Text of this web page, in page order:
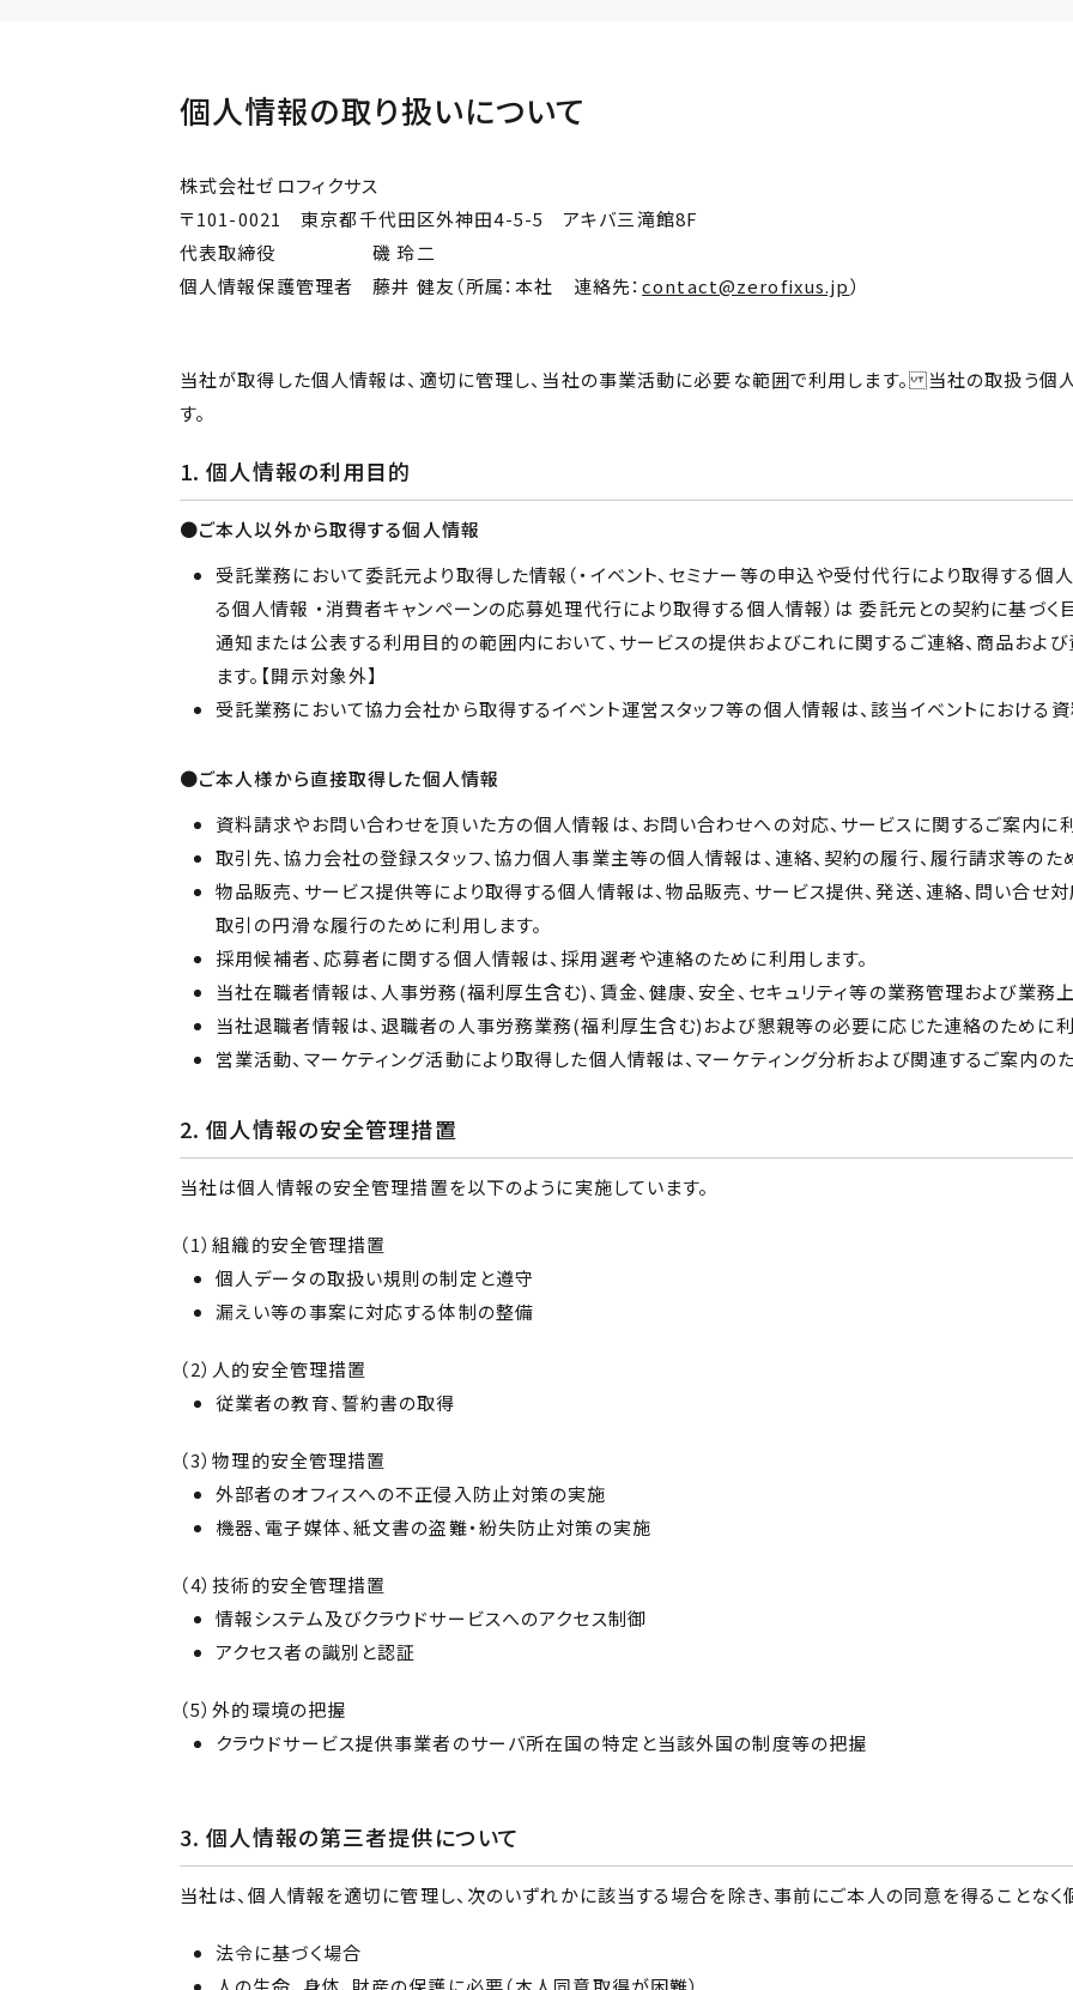
個人情報の取り扱いについて
株式会社ゼロフィクサス
〒101-0021 東京都千代田区外神田4-5-5 アキバ三滝館8F
代表取締役 磯 玲二
個人情報保護管理者 藤井 健友（所属：本社 連絡先：contact@zerofixus.jp）
当社が取得した個人情報は、適切に管理し、当社の事業活動に必要な範囲で利用します。 当社の取扱う個
す。
1. 個人情報の利用目的
●ご本人以外から取得する個人情報
受託業務において委託元より取得した情報（・イベント、セミナー等の申込や受付代行により取得する個
る個人情報 ・消費者キャンペーンの応募処理代行により取得する個人情報）は 委託元との契約に基づ
通知または公表する利用目的の範囲内において、サービスの提供およびこれに関するご連絡、商品およ
ます。【開示対象外】
受託業務において協力会社から取得するイベント運営スタッフ等の個人情報は、該当イベントにおける資
●ご本人様から直接取得した個人情報
資料請求やお問い合わせを頂いた方の個人情報は、お問い合わせへの対応、サービスに関するご案内に利
取引先、協力会社の登録スタッフ、協力個人事業主等の個人情報は、連絡、契約の履行、履行請求等のた
物品販売、サービス提供等により取得する個人情報は、物品販売、サービス提供、発送、連絡、問い合せ
取引の円滑な履行のために利用します。
採用候補者、応募者に関する個人情報は、採用選考や連絡のために利用します。
当社在職者情報は、人事労務(福利厚生含む)、賃金、健康、安全、セキュリティ等の業務管理および業務
当社退職者情報は、退職者の人事労務業務(福利厚生含む)および懇親等の必要に応じた連絡のために利
営業活動、マーケティング活動により取得した個人情報は、マーケティング分析および関連するご案内の
2. 個人情報の安全管理措置
当社は個人情報の安全管理措置を以下のように実施しています。
（1）組織的安全管理措置
個人データの取扱い規則の制定と遵守
漏えい等の事案に対応する体制の整備
（2）人的安全管理措置
従業者の教育、誓約書の取得
（3）物理的安全管理措置
外部者のオフィスへの不正侵入防止対策の実施
機器、電子媒体、紙文書の盗難・紛失防止対策の実施
（4）技術的安全管理措置
情報システム及びクラウドサービスへのアクセス制御
アクセス者の識別と認証
（5）外的環境の把握
クラウドサービス提供事業者のサーバ所在国の特定と当該外国の制度等の把握
3. 個人情報の第三者提供について
当社は、個人情報を適切に管理し、次のいずれかに該当する場合を除き、事前にご本人の同意を得ることなく
法令に基づく場合